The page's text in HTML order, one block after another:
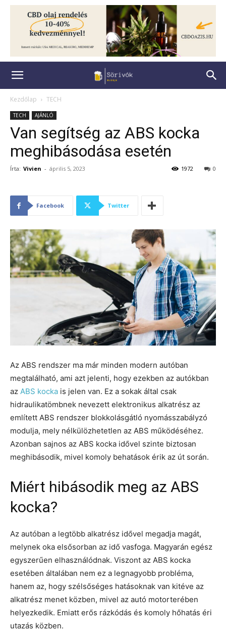
Kezdőlap TECH
TECH AJÁNLÓ
Van segítség az ABS kocka
meghibásodása esetén
Írta: Vivien - április 5, 2023 0
1972
Facebook Twitter
Az ABS rendszer ma már minden modern autóban
megtalálható, ami azt jelenti, hogy ezekben az autókban
az ABS kocka is jelen van. Ez a sokak által csak
hidraulikatömbnek nevezett elektronikus alkatrész az
említett ABS rendszer blokkolásgátló nyomásszabályzó
modulja, mely nélkülözhetetlen az ABS működéséhez.
Azonban sajnos az ABS kocka idővel szinte biztosan
meghibásodik, mivel komoly behatások érik az út során.
Miért hibásodik meg az ABS
kocka?
Az autóban a legtöbb alkatrész idővel megadja magát,
melynek oka elsősorban az idő vasfoga. Magyarán egész
egyszerűen elhasználódnak. Viszont az ABS kocka
esetében általában nem ez a legnagyobb probléma,
hanem az, hogy szélsőséges hatásoknak van kitéve az
alkatrész menet közben, mivel az autó motorterében
helyezkedik. Emiatt erős rázkódás és komoly hőhatás éri
utazás közben.